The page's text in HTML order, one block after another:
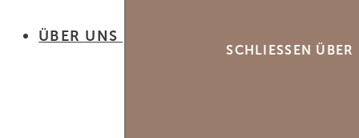
ÜBER UNS
SCHLIESSEN ÜBER